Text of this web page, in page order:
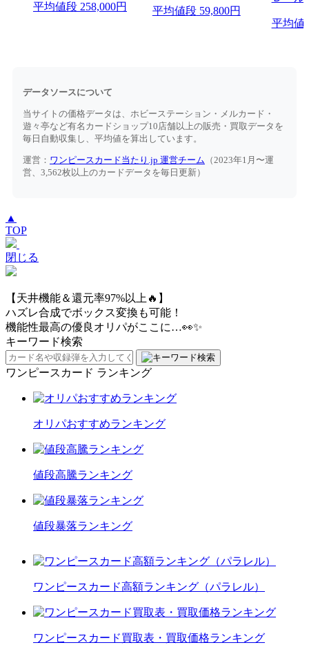
平均値段 258,000円 平均値段59,800円
平均値
データソースについて
当サイトの価格データは、ホビーステーション・メルカード・
遊々亭など有名カードショップ10店舗以上の販売・買取データを
毎日自動収集し、平均値を算出しています。
運営： ワンピースカード当たり.jp 運営チーム （2023年1月〜運
営、3,562枚以上のカードデータを毎日更新）
▲
TOP
閉じる
【天井機能＆還元率97%以上🔥】
ハズレ合成でボックス変換も可能！
機能性最高の優良オリパがここに…👀✨
キーワード検索
ワンピースカード ランキング
オリパおすすめランキング
値段高騰ランキング
値段暴落ランキング
ワンピースカード高額ランキング（パラレル）
ワンピースカード買取表・買取価格ランキング